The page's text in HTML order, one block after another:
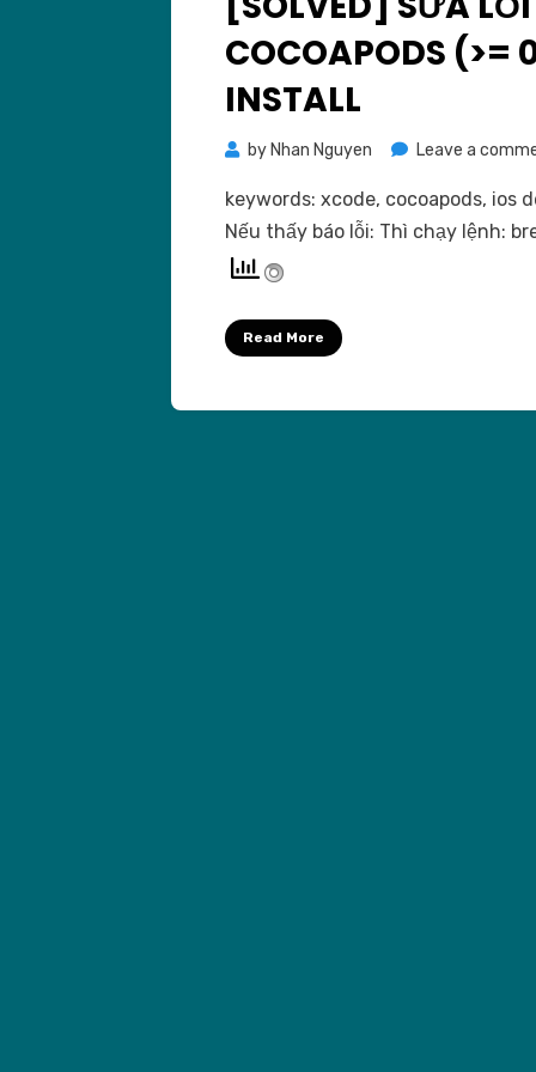
COCOAPODS (>=
INSTALL
by Nhan Nguyen Leave a
keywords: xcode, cocoapods, ios
Nếu thấy báo lỗi: Thì chạy lệnh:
Read More